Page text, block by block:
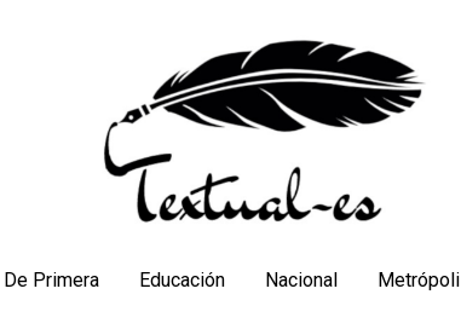
De Primera Educación Nacional Metrópoli